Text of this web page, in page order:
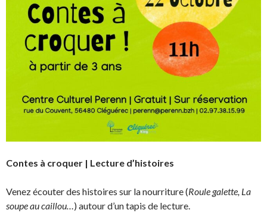
Contes à croquer | Lecture d’histoires
Venez écouter des histoires sur la nourriture (Roule galette, La
soupe au caillou…) autour d’un tapis de lecture.